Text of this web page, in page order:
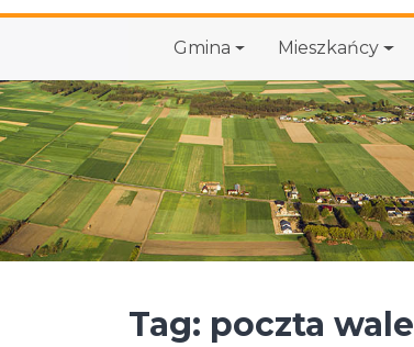
Gmina Mieszkańcy
Tag: poczta